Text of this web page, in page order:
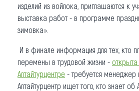
изделий из войлока, приглашаются к
выставка работ - в программе
зимовка».
И в финале информация для тех, кто
перемены в трудовой жизни -
Алтайтурцентре - требуется менеджер
Алтайтурцентр ищет того, кто знает